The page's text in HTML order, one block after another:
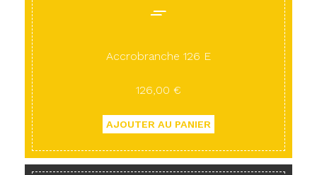
Accrobranche 126 E
126,00 €